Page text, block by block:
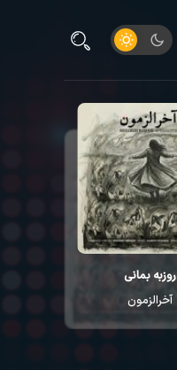
روزبه بمانی
آخرالزمون